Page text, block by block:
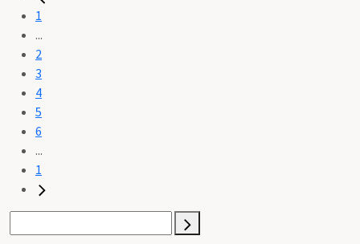
1
...
2
3
4
5
6
...
1